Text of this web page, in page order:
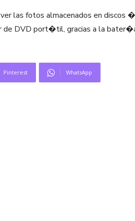
las fotos almacenados en discos
DVD port�til, gracias a la
Pinterest WhatsApp